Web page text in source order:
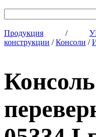
Продукция /
конструкции /Консоли /